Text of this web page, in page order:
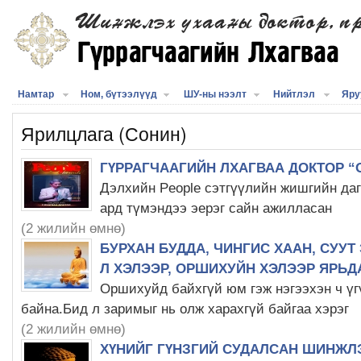
Намтар Ном, бүтээлүүд ШУ-ны нээлт Нийтлэл
Ярилцлага (Сонин)
ГҮРРАГЧААГИЙН ЛХАГВАА ДОКТОР
Дэлхийн People сэтгүүлийн жишгийн
ард түмэндээ эерэг сайн ажилласан
(2 жилийн өмнө)
БУРХАН БУДДА, ЧИНГИС ХААН,
Л ХЭЛЭЭР, ОРШИХУЙН ХЭЛЭЭР
Оршихуйд байхгүй юм гэж нэгээхэн ч
байна.Бид л заримыг нь олж харахгүй байгаа хэрэг
(2 жилийн өмнө)
ХҮНИЙГ ГҮНЗГИЙ СУДАЛСАН